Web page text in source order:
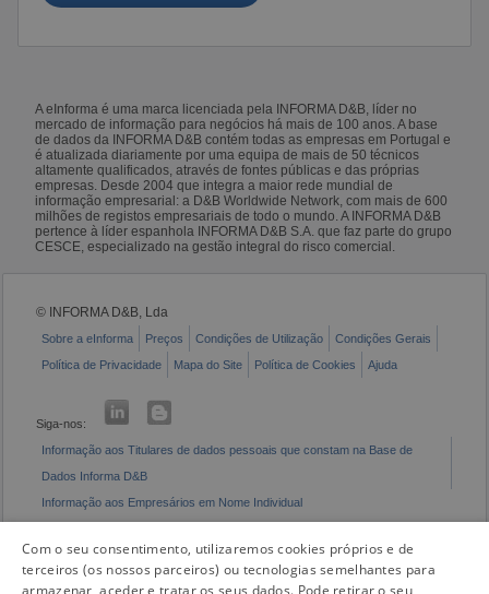
A eInforma é uma marca licenciada pela INFORMA D&B, líder no
mercado de informação para negócios há mais de 100 anos. A base
de dados da INFORMA D&B contém todas as empresas em Portugal e
é atualizada diariamente por uma equipa de mais de 50 técnicos
altamente qualificados, através de fontes públicas e das próprias
empresas. Desde 2004 que integra a maior rede mundial de
informação empresarial: a D&B Worldwide Network, com mais de 600
milhões de registos empresariais de todo o mundo. A INFORMA D&B
pertence à líder espanhola INFORMA D&B S.A. que faz parte do grupo
CESCE, especializado na gestão integral do risco comercial.
© INFORMA D&B, Lda
Sobre a eInforma Preços Condições de Utilização
Condições Gerais
Política de Privacidade
Mapa do Site Política de Cookies Ajuda
Siga-nos:
Informação aos Titulares de dados pessoais que constam na Base de
Dados Informa D&B
Informação aos Empresários em Nome Individual
Com o seu consentimento, utilizaremos cookies próprios e de
terceiros (os nossos parceiros) ou tecnologias semelhantes para
armazenar, aceder e tratar os seus dados. Pode retirar o seu